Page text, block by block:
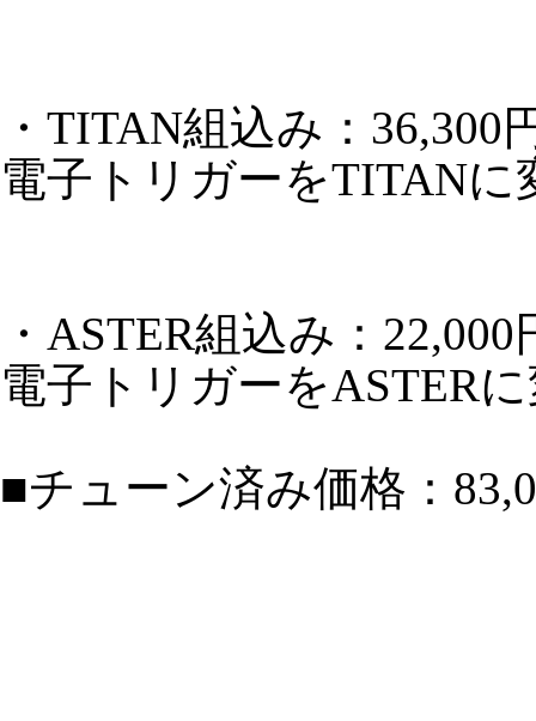
・TITAN組込み：
電子トリガーをTITANに
・ASTER組込み：
電子トリガーをASTER
■チューン済み価格：